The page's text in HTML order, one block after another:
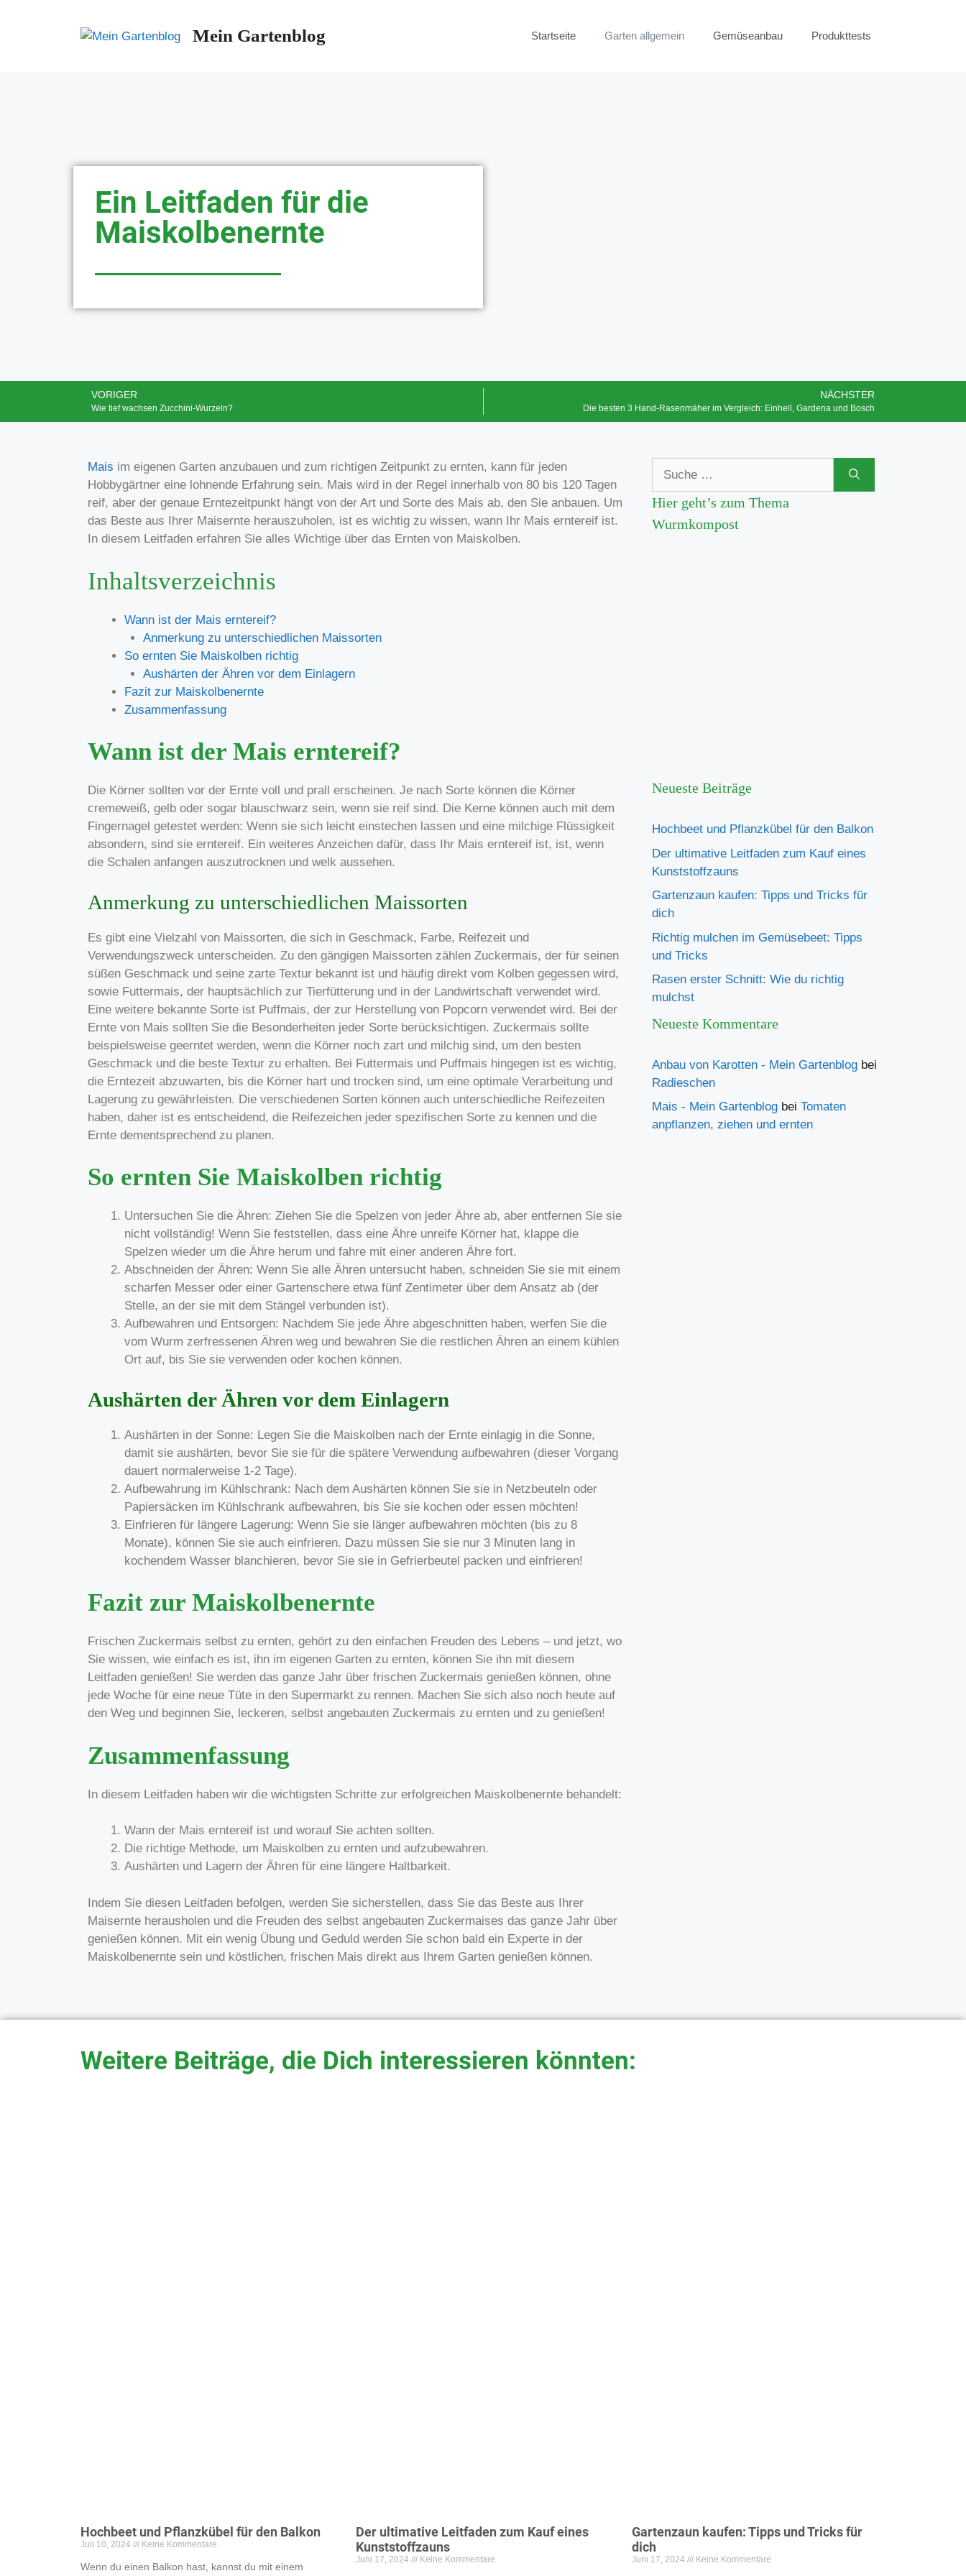
Mein Gartenblog Startseite Garten allgemein Gemüseanbau Produkttests
Ein Leitfaden für die
Maiskolbenernte
VORIGER
Wie tief wachsen Zucchini-Wurzeln?
NÄCHSTER
Die besten 3 Hand-Rasenmäher im Vergleich: Einhell, Gardena und Bosch
Mais im eigenen Garten anzubauen und zum richtigen Zeitpunkt zu ernten, kann für jeden
Hobbygärtner eine lohnende Erfahrung sein. Mais wird in der Regel innerhalb von 80 bis 120 Tagen
reif, aber der genaue Erntezeitpunkt hängt von der Art und Sorte des Mais ab, den Sie anbauen. Um
das Beste aus Ihrer Maisernte herauszuholen, ist es wichtig zu wissen, wann Ihr Mais erntereif ist.
In diesem Leitfaden erfahren Sie alles Wichtige über das Ernten von Maiskolben.
Inhaltsverzeichnis
Wann ist der Mais erntereif?
Anmerkung zu unterschiedlichen Maissorten
So ernten Sie Maiskolben richtig
Aushärten der Ähren vor dem Einlagern
Fazit zur Maiskolbenernte
Zusammenfassung
Wann ist der Mais erntereif?
Die Körner sollten vor der Ernte voll und prall erscheinen. Je nach Sorte können die Körner
cremeweiß, gelb oder sogar blauschwarz sein, wenn sie reif sind. Die Kerne können auch mit dem
Fingernagel getestet werden: Wenn sie sich leicht einstechen lassen und eine milchige Flüssigkeit
absondern, sind sie erntereif. Ein weiteres Anzeichen dafür, dass Ihr Mais erntereif ist, ist, wenn
die Schalen anfangen auszutrocknen und welk aussehen.
Anmerkung zu unterschiedlichen Maissorten
Es gibt eine Vielzahl von Maissorten, die sich in Geschmack, Farbe, Reifezeit und
Verwendungszweck unterscheiden. Zu den gängigen Maissorten zählen Zuckermais, der für seinen
süßen Geschmack und seine zarte Textur bekannt ist und häufig direkt vom Kolben gegessen wird,
sowie Futtermais, der hauptsächlich zur Tierfütterung und in der Landwirtschaft verwendet wird.
Eine weitere bekannte Sorte ist Puffmais, der zur Herstellung von Popcorn verwendet wird. Bei der
Ernte von Mais sollten Sie die Besonderheiten jeder Sorte berücksichtigen. Zuckermais sollte
beispielsweise geerntet werden, wenn die Körner noch zart und milchig sind, um den besten
Geschmack und die beste Textur zu erhalten. Bei Futtermais und Puffmais hingegen ist es wichtig,
die Erntezeit abzuwarten, bis die Körner hart und trocken sind, um eine optimale Verarbeitung und
Lagerung zu gewährleisten. Die verschiedenen Sorten können auch unterschiedliche Reifezeiten
haben, daher ist es entscheidend, die Reifezeichen jeder spezifischen Sorte zu kennen und die
Ernte dementsprechend zu planen.
So ernten Sie Maiskolben richtig
Untersuchen Sie die Ähren: Ziehen Sie die Spelzen von jeder Ähre ab, aber entfernen Sie sie
nicht vollständig! Wenn Sie feststellen, dass eine Ähre unreife Körner hat, klappe die
Spelzen wieder um die Ähre herum und fahre mit einer anderen Ähre fort.
Abschneiden der Ähren: Wenn Sie alle Ähren untersucht haben, schneiden Sie sie mit einem
scharfen Messer oder einer Gartenschere etwa fünf Zentimeter über dem Ansatz ab (der
Stelle, an der sie mit dem Stängel verbunden ist).
Aufbewahren und Entsorgen: Nachdem Sie jede Ähre abgeschnitten haben, werfen Sie die
vom Wurm zerfressenen Ähren weg und bewahren Sie die restlichen Ähren an einem kühlen
Ort auf, bis Sie sie verwenden oder kochen können.
Aushärten der Ähren vor dem Einlagern
Aushärten in der Sonne: Legen Sie die Maiskolben nach der Ernte einlagig in die Sonne,
damit sie aushärten, bevor Sie sie für die spätere Verwendung aufbewahren (dieser Vorgang
dauert normalerweise 1-2 Tage).
Aufbewahrung im Kühlschrank: Nach dem Aushärten können Sie sie in Netzbeuteln oder
Papiersäcken im Kühlschrank aufbewahren, bis Sie sie kochen oder essen möchten!
Einfrieren für längere Lagerung: Wenn Sie sie länger aufbewahren möchten (bis zu 8
Monate), können Sie sie auch einfrieren. Dazu müssen Sie sie nur 3 Minuten lang in
kochendem Wasser blanchieren, bevor Sie sie in Gefrierbeutel packen und einfrieren!
Fazit zur Maiskolbenernte
Frischen Zuckermais selbst zu ernten, gehört zu den einfachen Freuden des Lebens – und jetzt, wo
Sie wissen, wie einfach es ist, ihn im eigenen Garten zu ernten, können Sie ihn mit diesem
Leitfaden genießen! Sie werden das ganze Jahr über frischen Zuckermais genießen können, ohne
jede Woche für eine neue Tüte in den Supermarkt zu rennen. Machen Sie sich also noch heute auf
den Weg und beginnen Sie, leckeren, selbst angebauten Zuckermais zu ernten und zu genießen!
Zusammenfassung
In diesem Leitfaden haben wir die wichtigsten Schritte zur erfolgreichen Maiskolbenernte behandelt:
Wann der Mais erntereif ist und worauf Sie achten sollten.
Die richtige Methode, um Maiskolben zu ernten und aufzubewahren.
Aushärten und Lagern der Ähren für eine längere Haltbarkeit.
Indem Sie diesen Leitfaden befolgen, werden Sie sicherstellen, dass Sie das Beste aus Ihrer
Maisernte herausholen und die Freuden des selbst angebauten Zuckermaises das ganze Jahr über
genießen können. Mit ein wenig Übung und Geduld werden Sie schon bald ein Experte in der
Maiskolbenernte sein und köstlichen, frischen Mais direkt aus Ihrem Garten genießen können.
Hier geht’s zum Thema
Wurmkompost
Neueste Beiträge
Hochbeet und Pflanzkübel für den Balkon
Der ultimative Leitfaden zum Kauf eines
Kunststoffzauns
Gartenzaun kaufen: Tipps und Tricks für
dich
Richtig mulchen im Gemüsebeet: Tipps
und Tricks
Rasen erster Schnitt: Wie du richtig
mulchst
Neueste Kommentare
Anbau von Karotten - Mein Gartenblogbei
Radieschen
Mais - Mein Gartenblogbei Tomaten
anpflanzen, ziehen und ernten
Weitere Beiträge, die Dich interessieren könnten:
Hochbeet und Pflanzkübel für den Balkon
Juli 10, 2024 Keine Kommentare
Wenn du einen Balkon hast, kannst du mit einem
Der ultimative Leitfaden zum Kauf eines
Kunststoffzauns
Juni 17, 2024 Keine Kommentare
Gartenzaun kaufen: Tipps und Tricks für
dich
Juni 17, 2024 Keine Kommentare